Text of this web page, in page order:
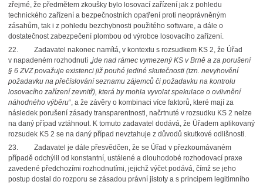
zřejmé, že předmětem zkoušky bylo losovací zařízení jak z pohledu
technického zařízení a bezpečnostních opatření proti neoprávněným
zásahům, tak i z pohledu bezchybnosti použitého software, a dále o
dostatečnost zabezpečení plombou od výrobce losovacího zařízení.
22.
Zadavatel nakonec namítá, v kontextu s rozsudkem KS 2, že Úřad
v napadeném rozhodnutí „jde nad rámec vymezený KS v Brně a za porušení
§ 6 ZVZ považuje existenci již pouhé jediné skutečnosti (tzn. nevyhovění
požadavku na přečíslování seznamu zájemců či požadavku na kontrolu
losovacího zařízení zevnitř), která by mohla vyvolat spekulace o ovlivnění
náhodného výběru“, a že závěry o kombinaci více faktorů, které mají za
následek porušení zásady transparentnosti, načrtnuté v rozsudku KS 2 nelze
na daný případ vztáhnout. K tomuto zadavatel dodává, že Úřadem aplikovaný
rozsudek KS 2 se na daný případ nevztahuje z důvodů skutkové odlišnosti.
23.
Zadavatel je dále přesvědčen, že se Úřad v přezkoumávaném
případě odchýlil od konstantní, ustálené a dlouhodobé rozhodovací praxe
zavedené předchozími rozhodnutími, jejichž výčet podává, čímž se jeho
postup dostal do rozporu se zásadou právní jistoty a s principem legitimního